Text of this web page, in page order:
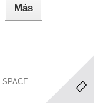
Más